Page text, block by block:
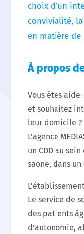
choix d’un
convivialité,
en matière de
À propos
Vous êtes
et souhaitez
leur domicile ?
L’agence
un CDD au sein
saone, dans
Le service de
des patients
d’autonomie,